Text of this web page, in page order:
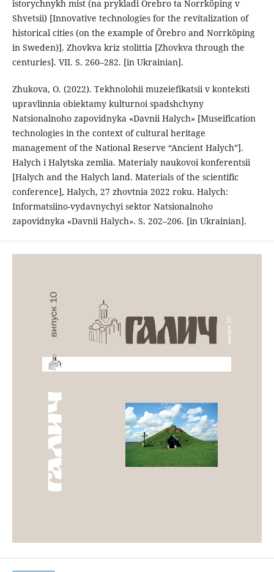
istorychnykh mist (na prykladi Örebro ta Norrköping v
Shvetsii) [Innovative technologies for the revitalization of
historical cities (on the example of Örebro and Norrköping
in Sweden)]. Zhovkva kriz stolittia [Zhovkva through the
centuries]. VII. S. 260–282. [in Ukrainian].
Zhukova, O. (2022). Tekhnolohii muzeiefikatsii v konteksti
upravlinnia obiektamy kulturnoi spadshchyny
Natsionalnoho zapovidnyka «Davnii Halych» [Museification
technologies in the context of cultural heritage
management of the National Reserve “Ancient Halych”].
Halych i Halytska zemlia. Materialy naukovoi konferentsii
[Halych and the Halych land. Materials of the scientific
conference], Halych, 27 zhovtnia 2022 roku. Halych:
Informatsiino-vydavnychyi sektor Natsionalnoho
zapovidnyka «Davnii Halych». S. 202–206. [in Ukrainian].